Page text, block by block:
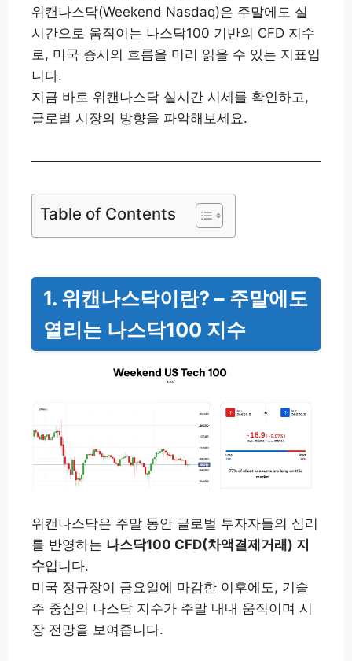
위캔나스닥(Weekend Nasdaq)은 주말에도 실
시간으로 움직이는 나스닥100 기반의 CFD 지수
로, 미국 증시의 흐름을 미리 읽을 수 있는 지표입
니다.
지금 바로 위캔나스닥 실시간 시세를 확인하고,
글로벌 시장의 방향을 파악해보세요.
Table of Contents
1. 위캔나스닥이란? – 주말에도
열리는 나스닥100 지수
위캔나스닥은 주말 동안 글로벌 투자자들의 심리
를 반영하는 나스닥100 CFD(차액결제거래) 지
수입니다.
미국 정규장이 금요일에 마감한 이후에도, 기술
주 중심의 나스닥 지수가 주말 내내 움직이며 시
장 전망을 보여줍니다.